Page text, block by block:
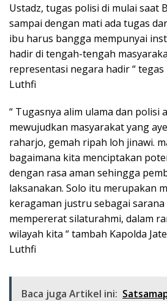
Ustadz, tugas polisi di mulai saat
sampai dengan mati ada tugas
ibu harus bangga mempunyai
hadir di tengah-tengah
representasi negara hadir “ tegas
Luthfi
“ Tugasnya alim ulama dan polisi
mewujudkan masyarakat yang
raharjo, gemah ripah loh jinawi.
bagaimana kita menciptakan
dengan rasa aman sehingga
laksanakan. Solo itu merupakan
keragaman justru sebagai
mempererat silaturahmi, dalam
wilayah kita “ tambah Kapolda
Luthfi
Baca juga Artikel ini: